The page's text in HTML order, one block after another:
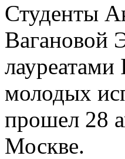
Студенты
Вагановой
молодых
прошел 28
Москве.